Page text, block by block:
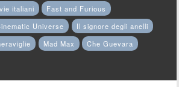
italiani
Fast and Furious
Universe
Il signore degli anelli
Mad Max
Che Guevara